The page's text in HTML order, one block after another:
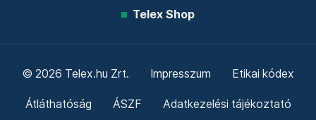
Telex Shop
© 2026 Telex.hu Zrt. Impresszum Etikai kódex
Átláthatóság ÁSZF Adatkezelési tájékoztató